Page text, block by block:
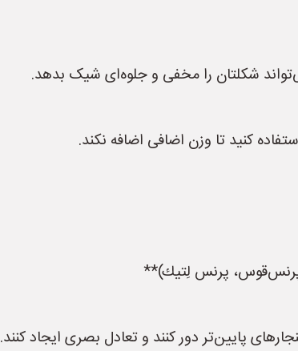
شکلتان را مخفی و جلوه‌ای شیک بدهد.
کنید تا وزن اضافی اضافه نکند.
پایین‌تر دور کنند و تعادل بصری ایجاد کنند.